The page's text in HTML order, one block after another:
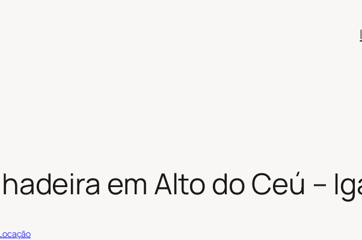
em Alto do Ceú –